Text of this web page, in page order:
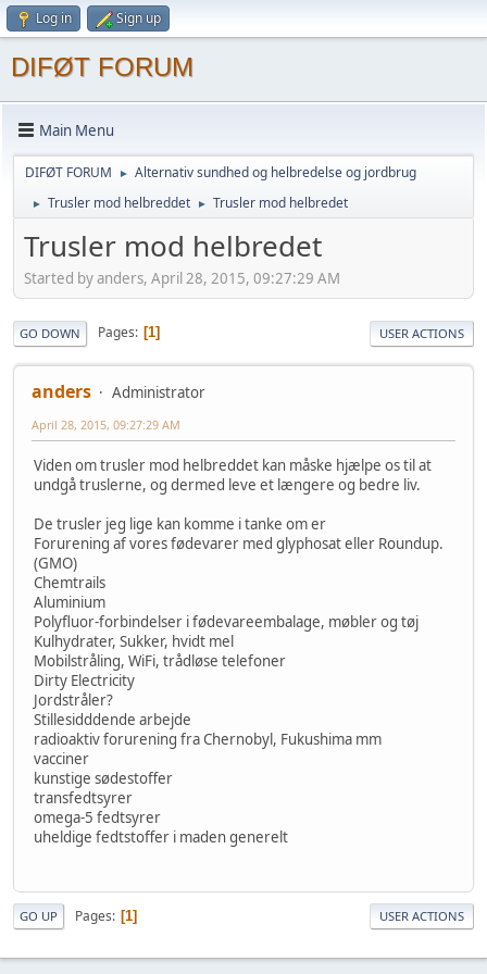
Log in Sign up
DIFØT FORUM
Main Menu
DIFØT FORUM ► Alternativ sundhed og helbredelse og jordbrug
► Trusler mod helbreddet ► Trusler mod helbredet
Trusler mod helbredet
Started by anders, April 28, 2015, 09:27:29 AM
GO DOWN Pages 1 USER ACTIONS
anders Administrator
April 28, 2015, 09:27:29 AM
Viden om trusler mod helbreddet kan måske hjælpe os til at
undgå truslerne, og dermed leve et længere og bedre liv.
De trusler jeg lige kan komme i tanke om er
Forurening af vores fødevarer med glyphosat eller Roundup.
(GMO)
Chemtrails
Aluminium
Polyfluor-forbindelser i fødevareembalage, møbler og tøj
Kulhydrater, Sukker, hvidt mel
Mobilstråling, WiFi, trådløse telefoner
Dirty Electricity
Jordstråler?
Stillesidddende arbejde
radioaktiv forurening fra Chernobyl, Fukushima mm
vacciner
kunstige sødestoffer
transfedtsyrer
omega-5 fedtsyrer
uheldige fedtstoffer i maden generelt
GO UP Pages 1 USER ACTIONS